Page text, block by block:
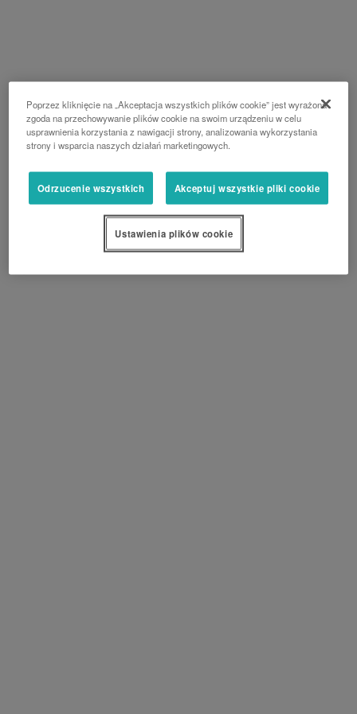
Poprzez kliknięcie na „Akceptacja wszystkich plików cookie” jest wyrażona
zgoda na przechowywanie plików cookie na swoim urządzeniu w celu
usprawnienia korzystania z nawigacji strony, analizowania wykorzystania
strony i wsparcia naszych działań marketingowych.
Odrzucenie wszystkich Akceptuj wszystkie pliki cookie
Ustawienia plików cookie